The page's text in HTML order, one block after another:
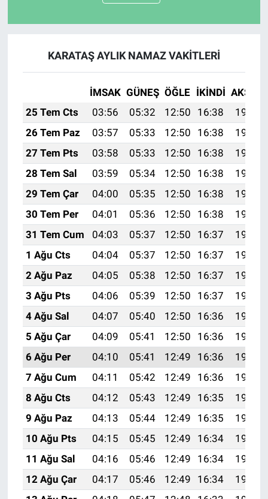
KARATAŞ AYLIK NAMAZ VAKITLERI
İMSAK GÜNEŞ ÖĞLE İKINDI AKŞAM
25 Tem Cts
03:56 05:32 12:50 16:38
19:58
26 Tem Paz
03:57 05:33 12:50 16:38
19:57
27 Tem Pts
03:58 05:33 12:50 16:38
19:57
28 Tem Sal
03:59 05:34 12:50 16:38
19:56
29 Tem Çar
04:00 05:35 12:50 16:38
19:55
30 Tem Per
04:01 05:36 12:50 16:38
19:54
31 Tem Cum
04:03 05:37 12:50 16:37
19:53
1 Ağu Cts
04:04 05:37 12:50 16:37
19:52
2 Ağu Paz
04:05 05:38 12:50 16:37
19:51
3 Ağu Pts
04:06 05:39 12:50 16:37
19:51
4 Ağu Sal
04:07 05:40 12:50 16:36
19:50
5 Ağu Çar
04:09 05:41 12:50 16:36
19:49
6 Ağu Per
04:10 05:41 12:49 16:36
19:48
7 Ağu Cum
04:11 05:42 12:49 16:36
19:46
8 Ağu Cts
04:12 05:43 12:49 16:35
19:45
9 Ağu Paz
04:13 05:44 12:49 16:35
19:44
10 Ağu Pts
04:15 05:45 12:49 16:34
19:43
11 Ağu Sal
04:16 05:46 12:49 16:34
19:42
12 Ağu Çar
04:17 05:46 12:49 16:34
19:41